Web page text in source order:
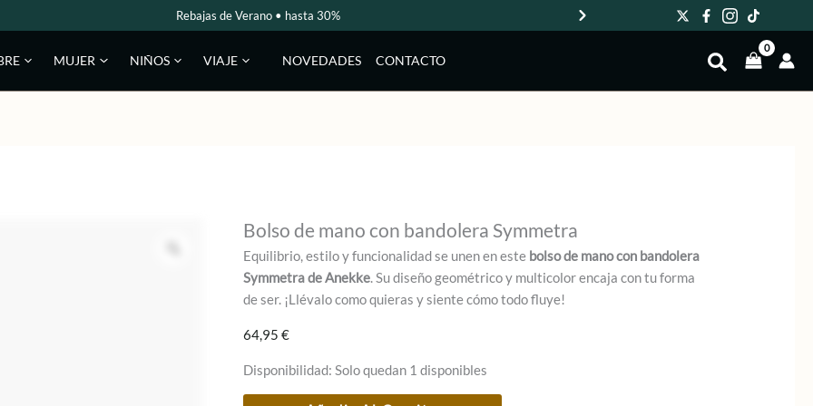
Rebajas de Verano • hasta 30%
MUJER NIÑOS VIAJE NOVEDADES CONTACTO
Bolso de mano con bandolera Symmetra
Equilibrio, estilo y funcionalidad se unen en este bolso de mano con bandolera
Symmetra de Anekke. Su diseño geométrico y multicolor encaja con tu forma
de ser. ¡Llévalo como quieras y siente cómo todo fluye!
64,95€
Disponibilidad: Solo quedan 1 disponibles